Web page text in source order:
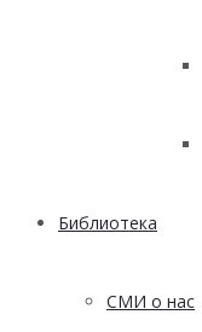
Библиотека
СМИ о нас